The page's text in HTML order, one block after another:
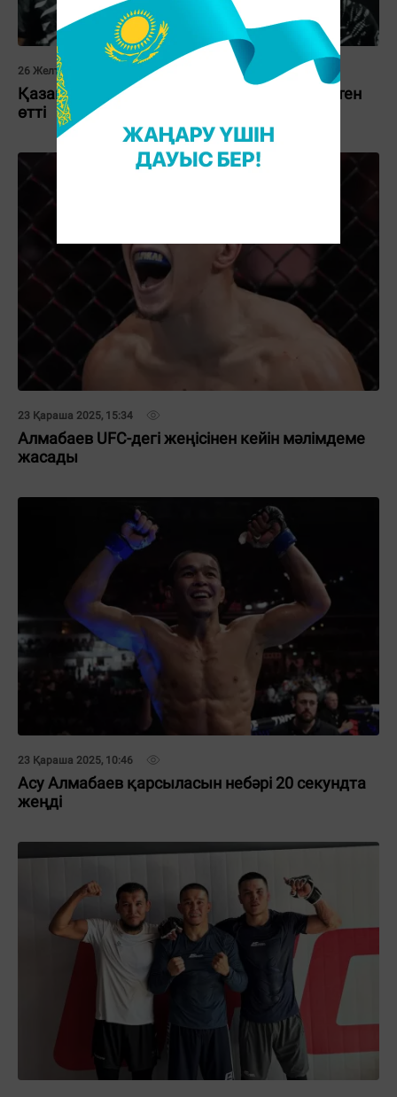
26 Желтоқсан 2025, 12:52
Қазақстандық файтерлер допинг-тексерістен
өтті
23 Қараша 2025, 15:34
Алмабаев UFC-дегі жеңісінен кейін мәлімдеме
жасады
23 Қараша 2025, 10:46
Асу Алмабаев қарсыласын небәрі 20 секундта
жеңді